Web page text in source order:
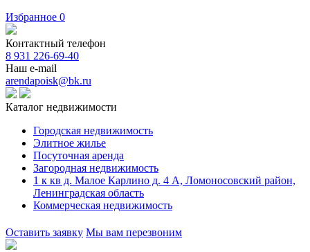
Избранное 0
Контактный телефон
8 931 226-69-40
Наш e-mail
arendapoisk@bk.ru
Каталог недвижимости
Городская недвижимость
Элитное жилье
Посуточная аренда
Загородная недвижимость
1 к кв д. Малое Карлино д. 4 А, Ломоносовский район,
Ленинградская область
Коммерческая недвижимость
Оставить заявку Мы вам перезвоним